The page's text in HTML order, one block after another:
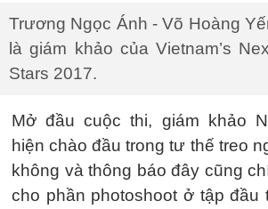
Trương Ngọc Ánh - Võ Hoàng
là giám khảo của Vietnam’s
Stars 2017.
Mở đầu cuộc thi, giám khảo
hiện chào đầu trong tư thế treo
không và thông báo đây cũng
cho phần photoshoot ở tập đầu